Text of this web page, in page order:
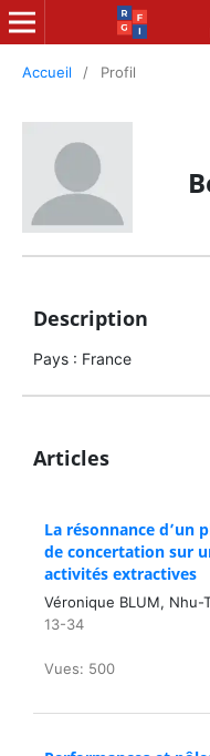
Accueil / Profil
Description
Pays : France
Articles
La résonnance d’un
de concertation sur
activités extractives
Véronique BLUM, Nhu-
13-34
Vues: 500